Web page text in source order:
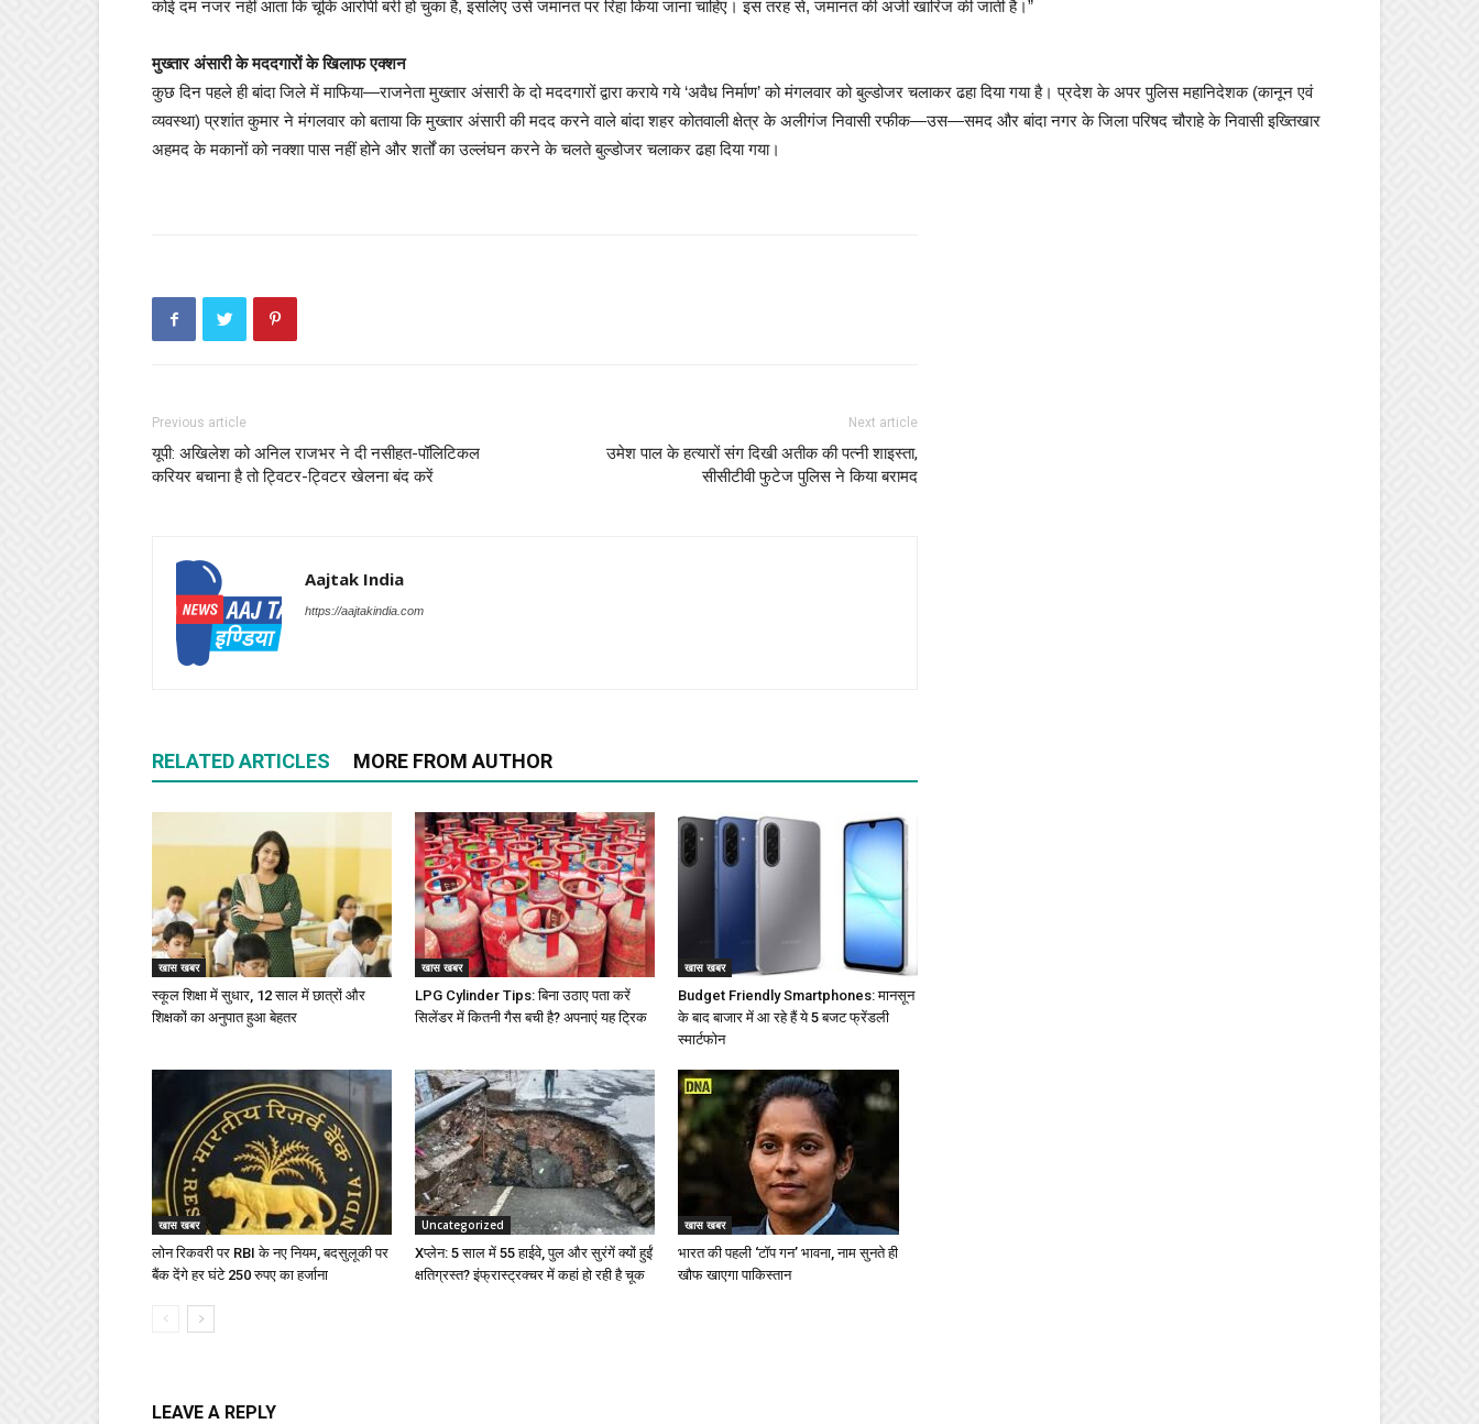
कोई दम नजर नहीं आता कि चूंकि आरोपी बरी हो चुका है, इसलिए उसे जमानत पर रिहा किया जाना चाहिए। इस तरह से, जमानत की अर्जी खारिज की जाती है।”
मुख्तार अंसारी के मददगारों के खिलाफ एक्शन
कुछ दिन पहले ही बांदा जिले में माफिया—राजनेता मुख्तार अंसारी के दो मददगारों द्वारा कराये गये ‘अवैध निर्माण’ को मंगलवार को बुल्डोजर चलाकर ढहा दिया गया है। प्रदेश के अपर पुलिस महानिदेशक (कानून एवं
व्यवस्था) प्रशांत कुमार ने मंगलवार को बताया कि मुख्तार अंसारी की मदद करने वाले बांदा शहर कोतवाली क्षेत्र के अलीगंज निवासी रफीक—उस—समद और बांदा नगर के जिला परिषद चौराहे के निवासी इख्तिखार
अहमद के मकानों को नक्शा पास नहीं होने और शर्तों का उल्लंघन करने के चलते बुल्डोजर चलाकर ढहा दिया गया।
Previous article
यूपी: अखिलेश को अनिल राजभर ने दी नसीहत-पॉलिटिकल
करियर बचाना है तो ट्विटर-ट्विटर खेलना बंद करें
Next article
उमेश पाल के हत्यारों संग दिखी अतीक की पत्नी शाइस्ता,
सीसीटीवी फुटेज पुलिस ने किया बरामद
Aajtak India
https://aajtakindia.com
RELATED ARTICLES MORE FROM AUTHOR
खास खबर
स्कूल शिक्षा में सुधार, 12 साल में छात्रों और
शिक्षकों का अनुपात हुआ बेहतर
खास खबर
LPG Cylinder Tips: बिना उठाए पता करें
सिलेंडर में कितनी गैस बची है? अपनाएं यह ट्रिक
खास खबर
Budget Friendly Smartphones: मानसून
के बाद बाजार में आ रहे हैं ये 5 बजट फ्रेंडली
स्मार्टफोन
खास खबर
लोन रिकवरी पर RBI के नए नियम, बदसुलूकी पर
बैंक देंगे हर घंटे 250 रुपए का हर्जाना
Uncategorized
Xप्लेन: 5 साल में 55 हाईवे, पुल और सुरंगें क्यों हुईं
क्षतिग्रस्त? इंफ्रास्ट्रक्चर में कहां हो रही है चूक
खास खबर
भारत की पहली ‘टॉप गन’ भावना, नाम सुनते ही
खौफ खाएगा पाकिस्तान
LEAVE A REPLY